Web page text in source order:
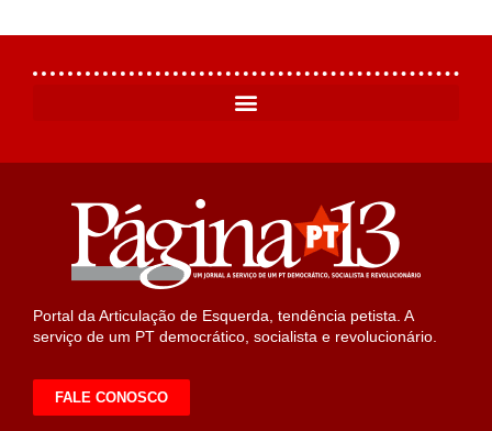
Portal da Articulação de Esquerda, tendência petista. A
serviço de um PT democrático, socialista e revolucionário.
FALE CONOSCO